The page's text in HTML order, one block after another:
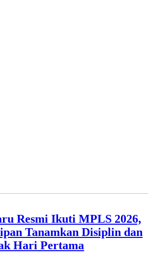
Resmi Ikuti MPLS 2026,
Tanamkan Disiplin dan
Hari Pertama